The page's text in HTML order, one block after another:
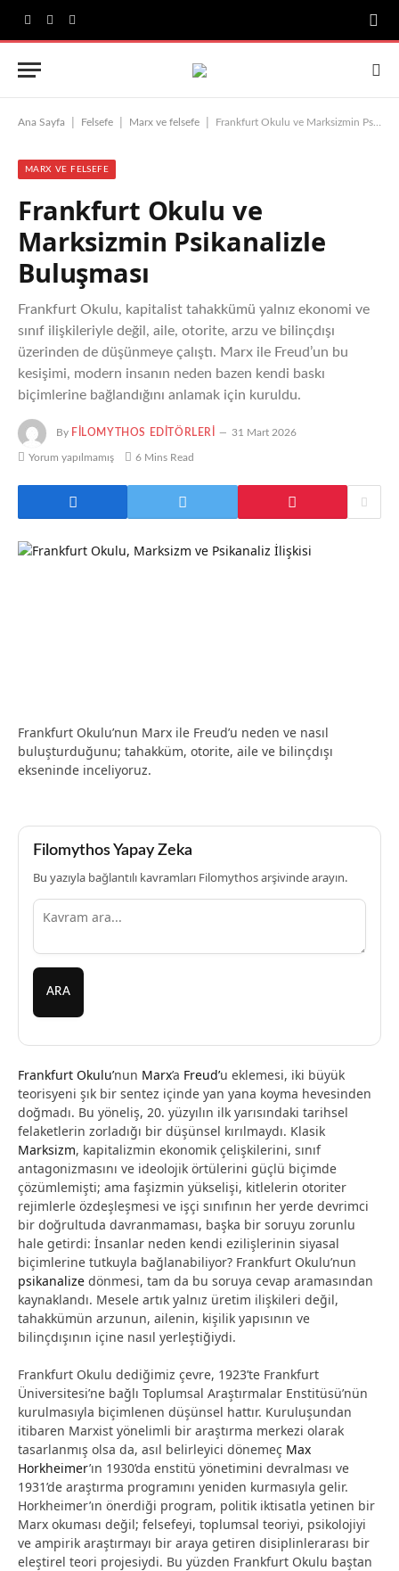
Facebook
X
(Twitter)
Instagram
Ana Sayfa Felsefe Marx ve felsefe Frankfurt Okulu ve Marksizmin Psikanalizle Buluşması
MARX VE FELSEFE
Frankfurt Okulu ve
Marksizmin Psikanalizle
Buluşması
Frankfurt Okulu, kapitalist tahakkümü yalnız ekonomi ve
sınıf ilişkileriyle değil, aile, otorite, arzu ve bilinçdışı
üzerinden de düşünmeye çalıştı. Marx ile Freud’un bu
kesişimi, modern insanın neden bazen kendi baskı
biçimlerine bağlandığını anlamak için kuruldu.
By FILOMYTHOS EDITÖRLERI 31 Mart 2026
Yorum yapılmamış 6 Mins Read
Frankfurt Okulu’nun Marx ile Freud’u neden ve nasıl
buluşturduğunu; tahakküm, otorite, aile ve bilinçdışı
ekseninde inceliyoruz.
Filomythos Yapay Zeka
Bu yazıyla bağlantılı kavramları Filomythos arşivinde arayın.
ARA
Frankfurt Okulu’nun Marx’a Freud’u eklemesi, iki büyük
teorisyeni şık bir sentez içinde yan yana koyma hevesinden
doğmadı. Bu yöneliş, 20. yüzyılın ilk yarısındaki tarihsel
felaketlerin zorladığı bir düşünsel kırılmaydı. Klasik
Marksizm, kapitalizmin ekonomik çelişkilerini, sınıf
antagonizmasını ve ideolojik örtülerini güçlü biçimde
çözümlemişti; ama faşizmin yükselişi, kitlelerin otoriter
rejimlerle özdeşleşmesi ve işçi sınıfının her yerde devrimci
bir doğrultuda davranmaması, başka bir soruyu zorunlu
hale getirdi: İnsanlar neden kendi ezilişlerinin siyasal
biçimlerine tutkuyla bağlanabiliyor? Frankfurt Okulu’nun
psikanalize dönmesi, tam da bu soruya cevap aramasından
kaynaklandı. Mesele artık yalnız üretim ilişkileri değil,
tahakkümün arzunun, ailenin, kişilik yapısının ve
bilinçdışının içine nasıl yerleştiğiydi.
Frankfurt Okulu dediğimiz çevre, 1923’te Frankfurt
Üniversitesi’ne bağlı Toplumsal Araştırmalar Enstitüsü’nün
kurulmasıyla biçimlenen düşünsel hattır. Kuruluşundan
itibaren Marxist yönelimli bir araştırma merkezi olarak
tasarlanmış olsa da, asıl belirleyici dönemeç Max
Horkheimer’ın 1930’da enstitü yönetimini devralması ve
1931’de araştırma programını yeniden kurmasıyla gelir.
Horkheimer’ın önerdiği program, politik iktisatla yetinen bir
Marx okuması değil; felsefeyi, toplumsal teoriyi, psikolojiyi
ve ampirik araştırmayı bir araya getiren disiplinlerarası bir
eleştirel teori projesiydi. Bu yüzden Frankfurt Okulu baştan